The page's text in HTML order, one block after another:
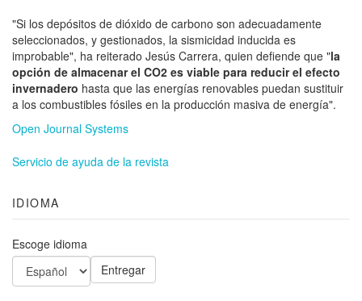
"Si los depósitos de dióxido de carbono son adecuadamente
seleccionados, y gestionados, la sismicidad inducida es
improbable", ha reiterado Jesús Carrera, quien defiende que "la
opción de almacenar el CO2 es viable para reducir el efecto
invernadero hasta que las energías renovables puedan sustituir
a los combustibles fósiles en la producción masiva de energía".
Open Journal Systems
Servicio de ayuda de la revista
IDIOMA
Escoge idioma